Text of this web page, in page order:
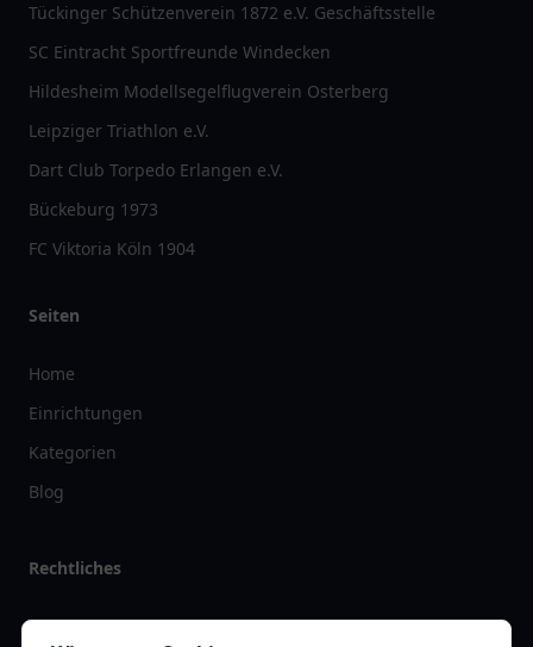
Tückinger Schützenverein 1872 e.V. Geschäftsstelle
SC Eintracht Sportfreunde Windecken
Hildesheim Modellsegelflugverein Osterberg
Leipziger Triathlon e.V.
Dart Club Torpedo Erlangen e.V.
Bückeburg 1973
FC Viktoria Köln 1904
Seiten
Home
Einrichtungen
Kategorien
Blog
Rechtliches
Impressum